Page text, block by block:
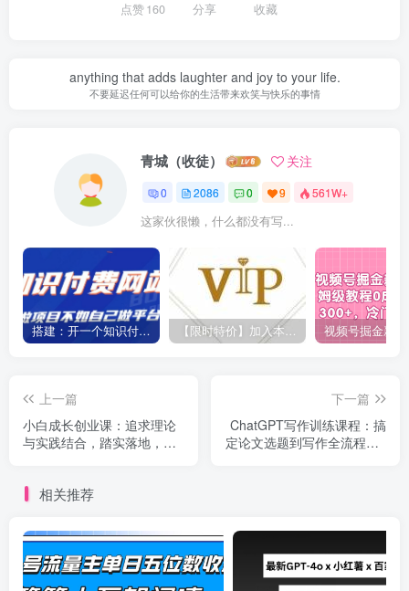
点赞160 分享 收藏
anything that adds laughter and joy to your life.
不要延迟任何可以给你的生活带来欢笑与快乐的事情
青城（收徒） 关注
0 2086 0 9 561W+
这家伙很懒，什么都没有写...
搭建：开一个知识付费资源网站，24小时全自动赚钱！ 【限时特价】加入本站VIP会员，海量最新各大团队网赚内部教程全免费，每天持续更新！
上一篇
小白成长创业课：追求理论
与实践结合，踏实落地，有
下一篇
ChatGPT写作训练课程：搞
定论文选题到写作全流程（7
相关推荐